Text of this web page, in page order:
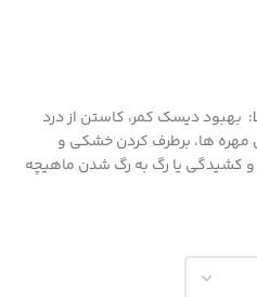
از ویژگیهای کمربند آتل دار 914 LP: بهبود دیسک کمر، کاستن از درد
ها، برطرف کردن خشكی و
کشیدگی یا رگ به رگ شدن ماهیچه